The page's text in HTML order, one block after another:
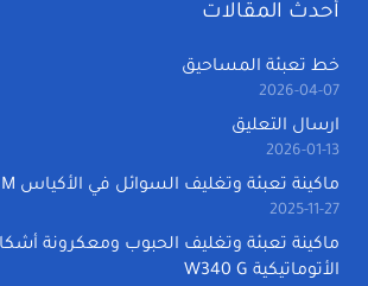
أحدث المقالات
خط تعبئة المساحيق
2026-04-07
ارسال التعليق
2026-01-13
ماكينة تعبئة وتغليف السوائل في الأكياس w120 M
2025-11-27
ماكينة تعبئة وتغليف الحبوب ومعكرونة
الأتوماتيكية W340 G